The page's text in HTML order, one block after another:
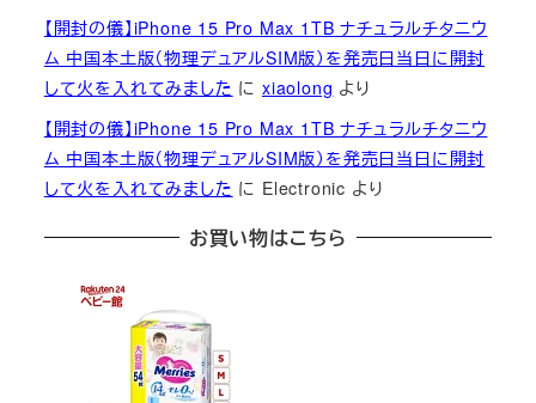
【開封の儀】iPhone 15 Pro Max 1TB ナチュラルチタニウ
ム 中国本土版（物理デュアルSIM版）を発売日当日に開封
して火を入れてみました にxiaolong より
【開封の儀】iPhone 15 Pro Max 1TB ナチュラルチタニウ
ム 中国本土版（物理デュアルSIM版）を発売日当日に開封
して火を入れてみました に Electronic より
お買い物はこちら